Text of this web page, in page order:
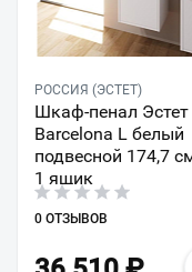
РОССИЯ (ЭСТЕТ)
Шкаф-пенал Эстет
Barcelona L белый
подвесной 174,7
1 ящик
0 ОТЗЫВОВ